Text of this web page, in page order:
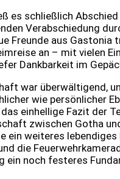
es schließlich Abschied
Verabschiedung
Freunde aus Gastonia
an – mit vielen
Dankbarkeit im
war überwältigend,
wie persönlicher
einhellige Fazit der
zwischen Gotha
ein weiteres lebendiges
die
ein noch festeres